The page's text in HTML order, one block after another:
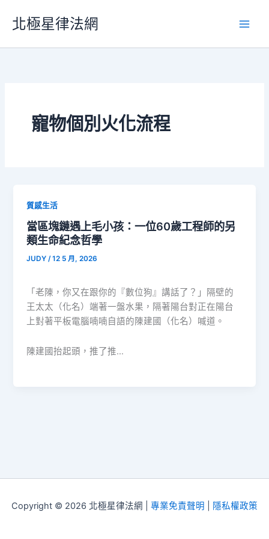
要
北極星律法網
寵物個別火化流程
質感生活
當區塊鏈遇上毛小孩：一位60歲工程師的另
類生命紀念哲學
JUDY /12 5 月, 2026
「老陳，你又在跟你的『數位狗』講話了？」隔壁的
王太太（化名）端著一盤水果，隔著陽台對正在陽台
上對著平板電腦喃喃自語的陳建國（化名）喊道。
陳建國抬起頭，推了推…
Copyright © 2026 北極星律法網 | 專業免責聲明 隱私權政策